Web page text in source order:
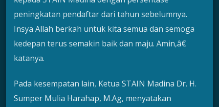
peningkatan pendaftar dari tahun sebelumnya.
Insya Allah berkah untuk kita semua dan semoga
kedepan terus semakin baik dan maju. Amin,â€
katanya.
Pada kesempatan lain, Ketua STAIN Madina Dr. H.
Sumper Mulia Harahap, M.Ag, menyatakan